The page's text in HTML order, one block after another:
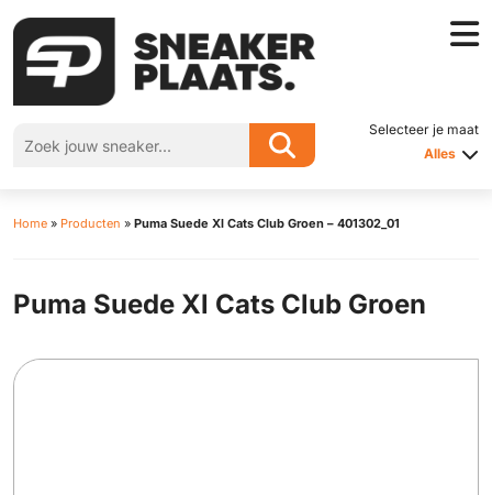
Selecteer je maat
Alles
Home » Producten » Puma Suede Xl Cats Club Groen – 401302_01
Puma Suede Xl Cats Club Groen